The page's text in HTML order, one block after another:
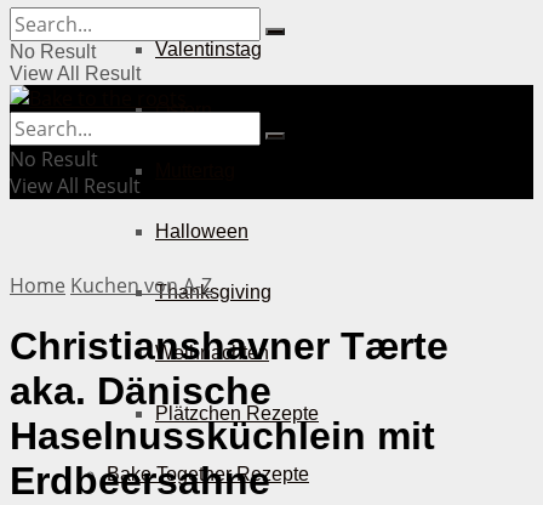
Valentinstag
Ostern
Halloween
Thanksgiving
Weihnachten
Plätzchen Rezepte
Bake Together Rezepte
No Result
View All Result
No Result
View All Result
Home Kuchen von A-Z
Christianshavner Tærte
aka. Dänische
Haselnussküchlein mit
Erdbeersahne